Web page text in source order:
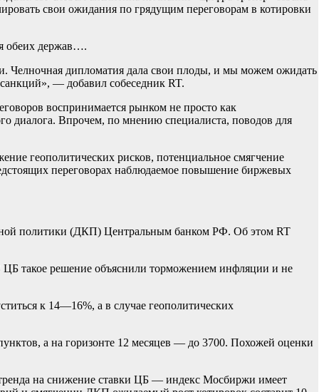
свои ожидания по грядущим переговорам в котировки
обеих держав….
Челночная дипломатия дала свои плоды, и мы можем ожидать
— добавил собеседник RT.
воспринимается рынком не просто как
диалога. Впрочем, по мнению специалиста, поводов для
геополитических рисков, потенциальное смягчение
переговорах наблюдаемое повышение биржевых
политики (ДКП) Центральным банком РФ. Об этом RT
такое решение объяснили торможением инфляции и не
к 14—16%, а в случае геополитических
а на горизонте 12 месяцев — до 3700. Похожей оценки
на снижение ставки ЦБ — индекс Мосбиржи имеет